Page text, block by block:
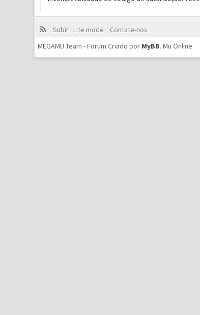
Subir Lite mode
Contate-nos
MEGAMU Team - Forum Criado por MyBB.Mu Online